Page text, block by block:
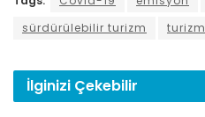
sürdürülebilir turizm
turizm
İlginizi Çekebilir